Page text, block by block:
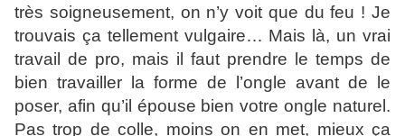
très soigneusement, on n’y voit que du feu ! Je
trouvais ça tellement vulgaire… Mais là, un vrai
travail de pro, mais il faut prendre le temps de
bien travailler la forme de l’ongle avant de le
poser, afin qu’il épouse bien votre ongle naturel.
Pas trop de colle, moins on en met, mieux ça